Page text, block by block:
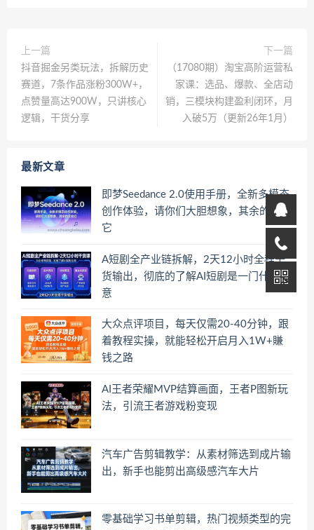
上一篇
抖音掘金另类玩法，拆解历史
赛道，7条作品涨粉300W+，
点赞量高达900W，只讲核心
逻辑，干货分享
下一篇
（17080期）淘宝高阶运营私
家课：选品、爆款、全店动
销，三模块构建盈利闭环，月
入破5万（更新26年1月）
最新文章
即梦Seedance 2.0使用手册，全新多模态
创作体验，请你们大胆想象，其余的交给
它
A短剧全产业链拆解，2天12小时全程干
货输出，彻底的了解AI短剧是一门什么生
意
大众点评项目，每天仅需20-40分钟，跟
着教程实操，就能轻松开启月入1W+賺
钱之路
AI王者荣耀MVP结算画面，王者P图新玩
法，引流王者游戏粉变现
汽车广告剪辑教学：从素材筛选到成片输
出，新手也能剪出高级感汽车大片
零基础学习书单剪辑，热门视频类型的完